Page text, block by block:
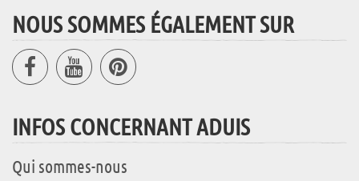
NOUS SOMMES ÉGALEMENT SUR
INFOS CONCERNANT ADUIS
Qui sommes-nous